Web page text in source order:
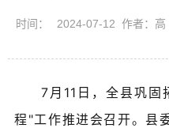
时间： 2024-07-12 作者：高
7月11日，全县巩固
程"工作推进会召开。县